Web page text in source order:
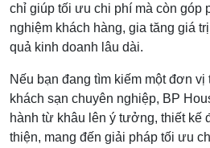
chỉ giúp tối ưu chi phí mà còn góp
nghiệm khách hàng, gia tăng giá
quả kinh doanh lâu dài.
Nếu bạn đang tìm kiếm một đơn vị
khách sạn chuyên nghiệp, BP
hành từ khâu lên ý tưởng, thiết kế
thiện, mang đến giải pháp tối ưu